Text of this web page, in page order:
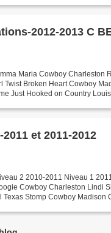
2012-2013 C
Maria Cowboy Charleston
Twist Broken Heart Cowboy
Just Hooked on Country
et 2011-2012
2 2010-2011 Niveau 1
Cowboy Charleston Lindi
Texas Stomp Cowboy Madison